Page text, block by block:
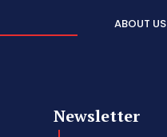
ABOUT US
Newsletter